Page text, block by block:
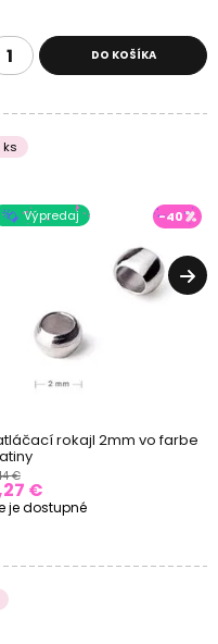
DO KOŠÍKA
ks
Výpredaj -40
rokajl 2mm vo farbe
€
€
je dostupné